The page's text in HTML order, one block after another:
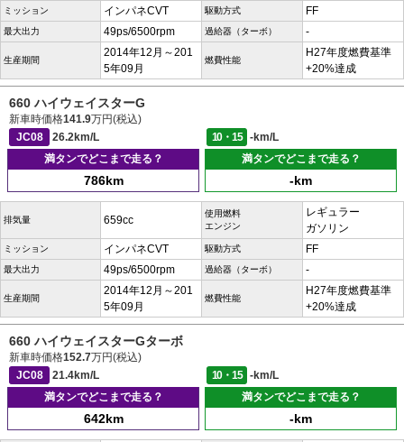
ミッション インパネCVT 駆動方式 FF
最大出力 49ps/6500rpm 過給器（ターボ） -
生産期間
2014年12月～201
5年09月
燃費性能
H27年度燃費基準
+20%達成
660 ハイウェイスターG
新車時価格141.9万円(税込)
JC08
26.2km/L 10・15
-km/L
満タンでどこまで走る？
786km
満タンでどこまで走る？
-km
排気量 659cc
使用燃料
エンジン
レギュラー
ガソリン
ミッション インパネCVT 駆動方式 FF
最大出力 49ps/6500rpm 過給器（ターボ） -
生産期間
2014年12月～201
5年09月
燃費性能
H27年度燃費基準
+20%達成
660 ハイウェイスターGターボ
新車時価格152.7万円(税込)
JC08
21.4km/L 10・15
-km/L
満タンでどこまで走る？
642km
満タンでどこまで走る？
-km